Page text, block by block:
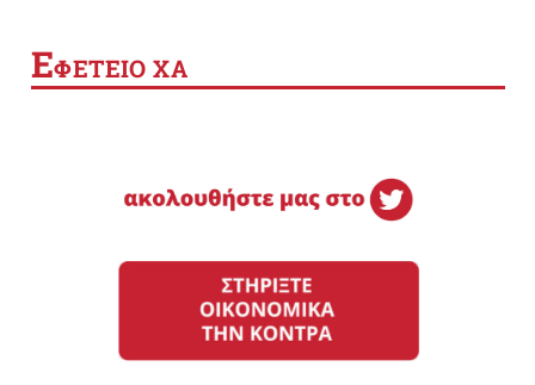
ΕΦΕΤΕΙΟ ΧΑ